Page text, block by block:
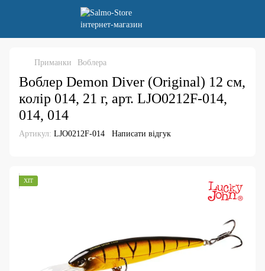
Приманки Воблера
Воблер Demon Diver (Original) 12 см,
колір 014, 21 г, арт. LJO0212F-014,
014, 014
Артикул: LJO0212F-014 Написати відгук
ХІТ